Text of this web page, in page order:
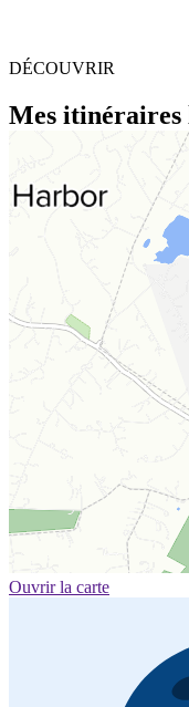
DÉCOUVRIR
Mes itinéraires
Ouvrir la carte